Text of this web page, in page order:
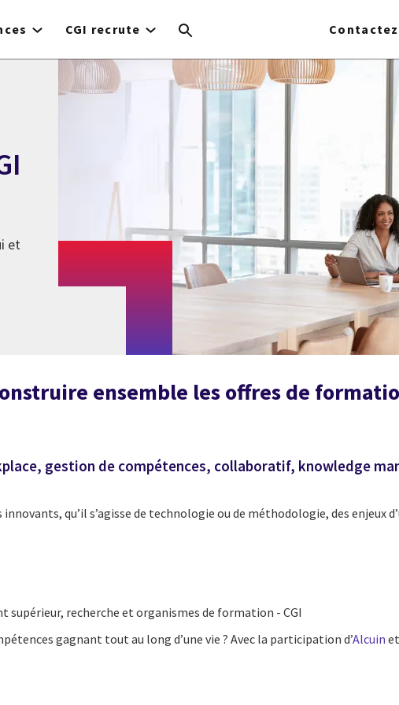
CGI recrute
et
ensemble les offres de
gestion de compétences, collaboratif, knowledge
qu’il s’agisse de technologie ou de méthodologie, des enjeux
supérieur, recherche et organismes de formation - CGI
gagnant tout au long d’une vie ? Avec la participation d’Alcuin et